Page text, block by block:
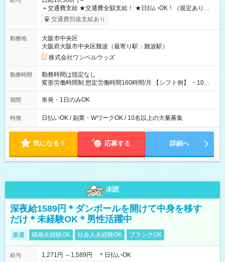
＋交通費支給 ★交通費全額支給！ ★日払いOK！（規定あり） ┗
働いたその日に現金GET♪ お仕事後はコンビニATMから 日払
交通費別途支給あり
勤務地
大阪市中央区
大阪府大阪市中央区難波（最寄り駅：難波駅）
株式会社ワンベルウッズ
勤務時間
勤務時間は指定なし
変形労働時間制 想定労働時間160時間/月 【シフト例】 ・10：
00～20：00
期間 単発・1日のみOK
特徴 日払いOK / 副業・WワークOK / 10名以上の大量募集
気になる！ 応募する 詳細へ
未読
深夜給1589円＊ダンボールを開けて中身を移す
だけ＊未経験OK＊男性活躍中
派遣 職種未経験OK 社会人未経験OK ブランクOK
給与
1,271円 ～1,589円 ＊日払いOK